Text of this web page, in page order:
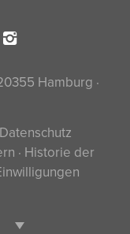
Hamburg ·
Datenschutz
· Historie der